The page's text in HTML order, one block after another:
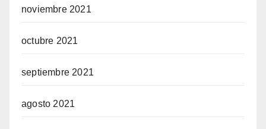
noviembre 2021
octubre 2021
septiembre 2021
agosto 2021